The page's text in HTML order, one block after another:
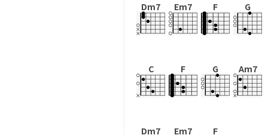
Dm7 Em7 F G
C F G Am7
Dm7 Em7 F